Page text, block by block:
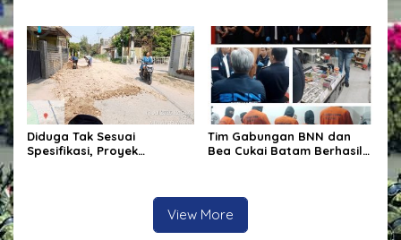
Diduga Tak Sesuai
Spesifikasi, Proyek
Tim Gabungan BNN dan
Bea Cukai Batam Berhasil
Di Batam.
View More